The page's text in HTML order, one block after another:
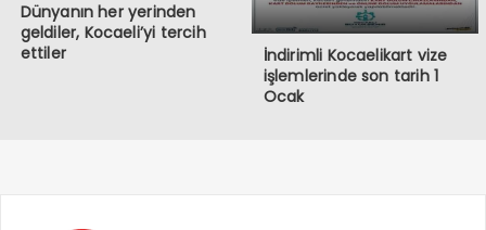
Dünyanın her yerinden
geldiler, Kocaeli’yi tercih
ettiler
İndirimli Kocaelikart vize
işlemlerinde son tarih 1
Ocak